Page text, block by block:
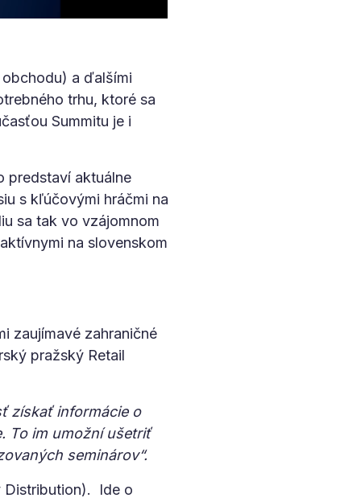
a ďalšími
trhu, ktoré sa
Summitu je i
predstaví aktuálne
s kľúčovými hráčmi na
sa tak vo vzájomnom
na slovenskom
zaujímavé zahraničné
pražský Retail
získať informácie o
To im umožní ušetriť
seminárov“.
Distribution). Ide o